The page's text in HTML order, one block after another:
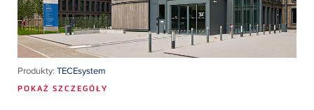
Produkty: TECEsystem
POKAŻ SZCZEGÓŁY